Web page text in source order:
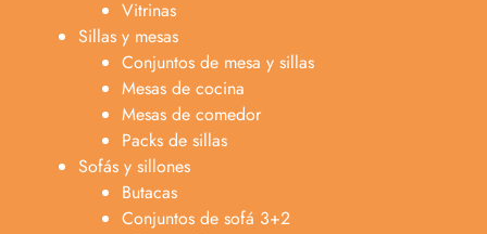
Vitrinas
Sillas y mesas
Conjuntos de mesa y sillas
Mesas de cocina
Mesas de comedor
Packs de sillas
Sofás y sillones
Butacas
Conjuntos de sofá 3+2